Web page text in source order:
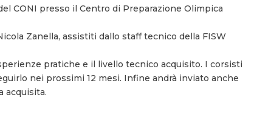
CONI presso il Centro di Preparazione Olimpica
Zanella, assistiti dallo staff tecnico della FISW
pratiche e il livello tecnico acquisito. I corsisti
nei prossimi 12 mesi. Infine andrà inviato anche
acquisita.